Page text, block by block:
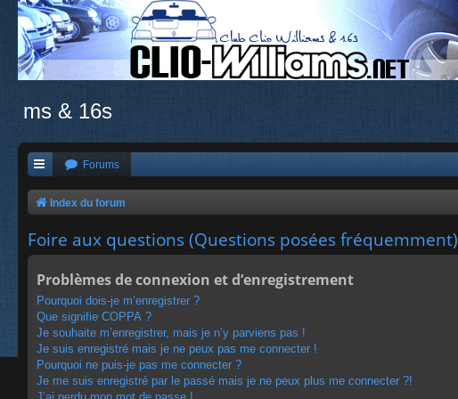
ms & 16s
Forums
Index du forum
Foire aux questions (Questions posées fréquemment)
Problèmes de connexion et d’enregistrement
Pourquoi dois-je m’enregistrer ?
Que signifie COPPA ?
Je souhaite m’enregistrer, mais je n’y parviens pas !
Je suis enregistré mais je ne peux pas me connecter !
Pourquoi ne puis-je pas me connecter ?
Je me suis enregistré par le passé mais je ne peux plus me connecter ?!